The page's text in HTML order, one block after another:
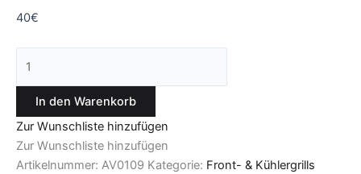
40€
In den Warenkorb
Zur Wunschliste hinzufügen
Zur Wunschliste hinzufügen
Artikelnummer: AV0109 Kategorie: Front- & Kühlergrills